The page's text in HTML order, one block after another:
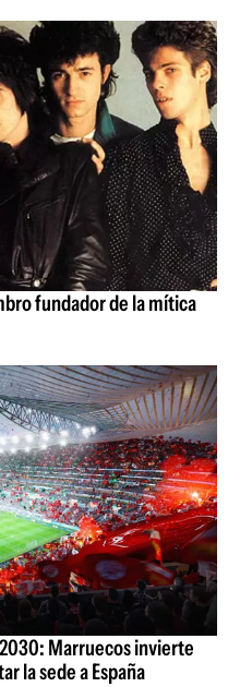
fundador de la mítica
Marruecos invierte
la sede a España